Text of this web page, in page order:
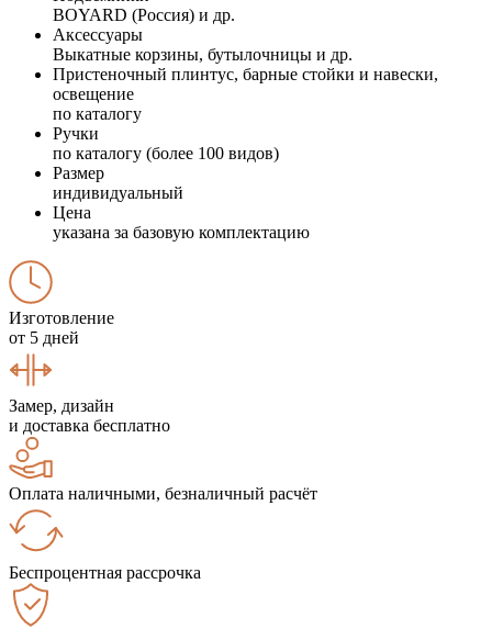
BOYARD (Россия) и др.
Аксессуары
Выкатные корзины, бутылочницы и др.
Пристеночный плинтус, барные стойки и навески,
освещение
по каталогу
Ручки
по каталогу (более 100 видов)
Размер
индивидуальный
Цена
указана за базовую комплектацию
Изготовление
от 5 дней
Замер, дизайн
и доставка бесплатно
Оплата наличными, безналичный расчёт
Беспроцентная рассрочка